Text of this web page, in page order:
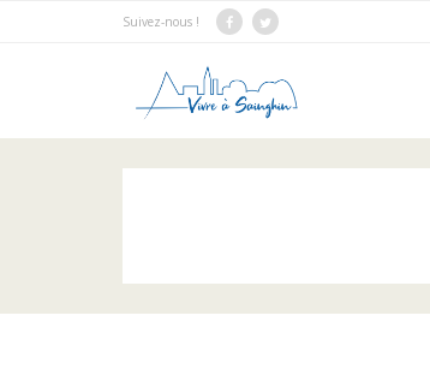
Suivez-nous !